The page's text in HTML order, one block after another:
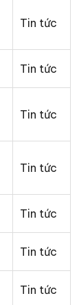
Tin tức
Tin tức
Tin tức
Tin tức
Tin tức
Tin tức
Tin tức